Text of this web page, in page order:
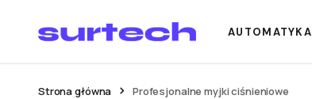
AUTOMATYKA
Strona główna Profesjonalne myjki ciśnieniowe